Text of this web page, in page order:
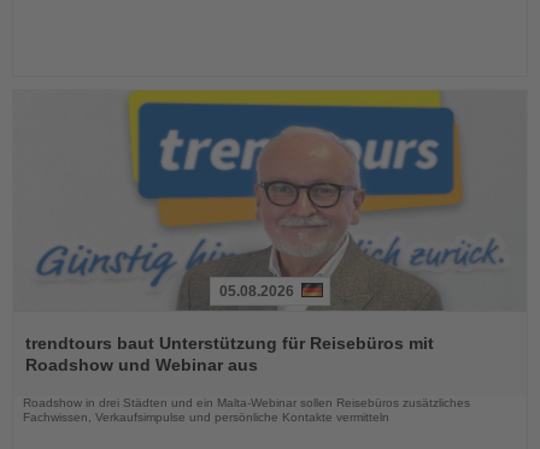
Sie
die
05.08.2026
trendtours baut Unterstützung für Reisebüros mit
Roadshow und Webinar aus
Roadshow in drei Städten und ein Malta-Webinar sollen Reisebüros zusätzliches
Fachwissen, Verkaufsimpulse und persönliche Kontakte vermitteln